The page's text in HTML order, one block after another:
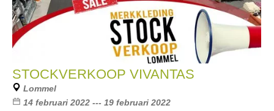
STOCKVERKOOP VIVANTAS
Lommel
14 februari 2022 --- 19 februari 2022